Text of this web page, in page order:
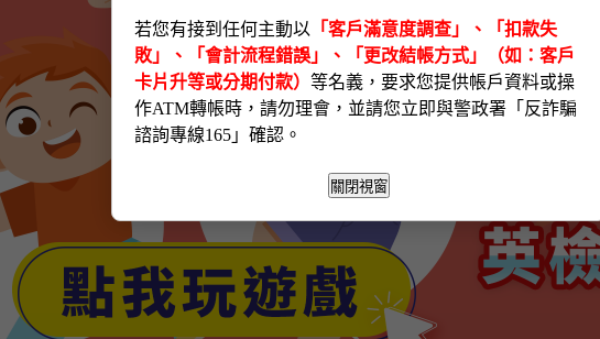
若您有接到任何主動以 「客戶滿意度調查」、「扣款失
敗」、「會計流程錯誤」、「更改結帳方式」（如：客戶
卡片升等或分期付款） 等名義，要求您提供帳戶資料或操
作ATM轉帳時，請勿理會，並請您立即與警政署「反詐騙
諮詢專線165」確認。